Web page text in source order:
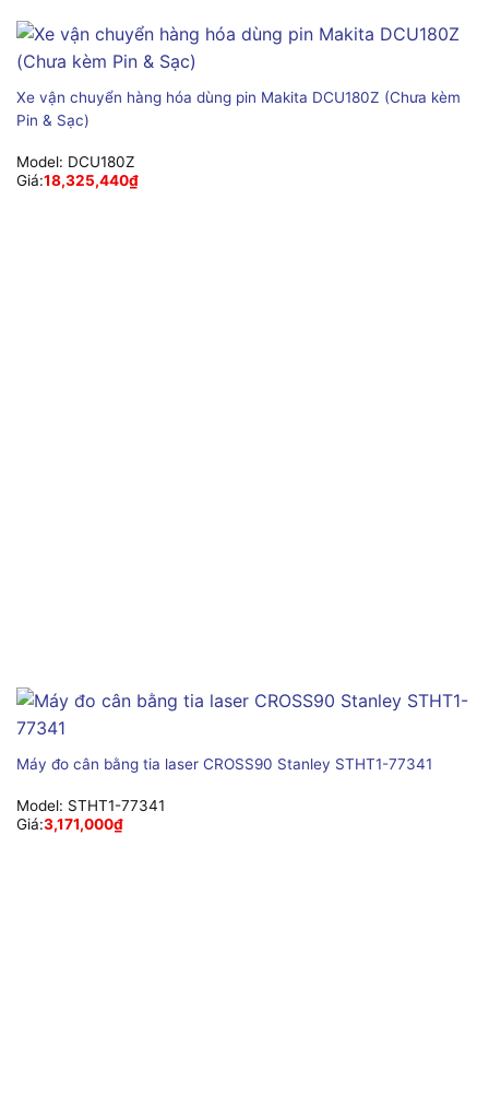
Xe vận chuyển hàng hóa dùng pin Makita DCU180Z (Chưa kèm
Pin & Sạc)
Model: DCU180Z
Giá:18,325,440₫
Máy đo cân bằng tia laser CROSS90 Stanley STHT1-77341
Model: STHT1-77341
Giá:3,171,000₫